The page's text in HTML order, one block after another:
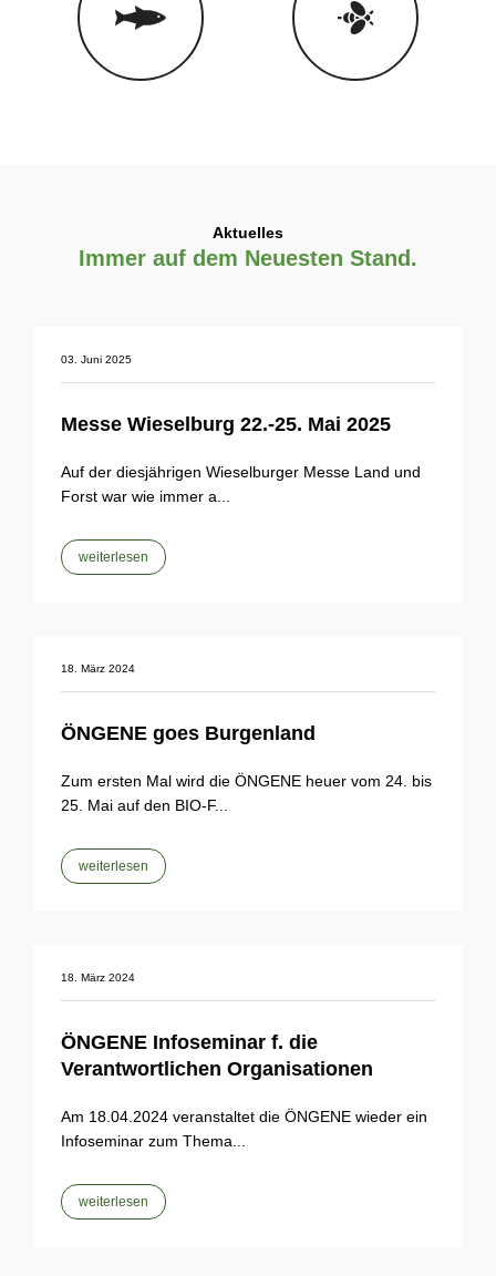
Aktuelles
Immer auf dem Neuesten Stand.
03. Juni 2025
Messe Wieselburg 22.-25. Mai 2025
Auf der diesjährigen Wieselburger Messe Land und
Forst war wie immer a...
weiterlesen
18. März 2024
ÖNGENE goes Burgenland
Zum ersten Mal wird die ÖNGENE heuer vom 24. bis
25. Mai auf den BIO-F...
weiterlesen
18. März 2024
ÖNGENE Infoseminar f. die
Verantwortlichen Organisationen
Am 18.04.2024 veranstaltet die ÖNGENE wieder ein
Infoseminar zum Thema...
weiterlesen